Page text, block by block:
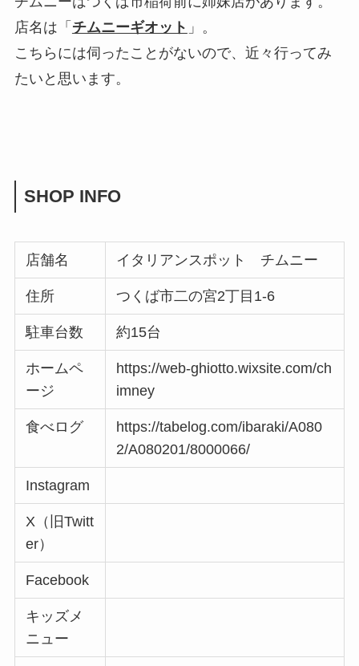
店名は「 チムニーギオット 」。
こちらには伺ったことがないので、近々行ってみ
たいと思います。
SHOP INFO
店舗名 イタリアンスポット チムニー
住所 つくば市二の宮2丁目1-6
駐車台数 約15台
ホームペ
ージ
https://web-ghiotto.wixsite.com/ch
imney
食べログ
https://tabelog.com/ibaraki/A080
2/A080201/8000066/
Instagram
X（旧Twitt
er）
Facebook
キッズメ
ニュー